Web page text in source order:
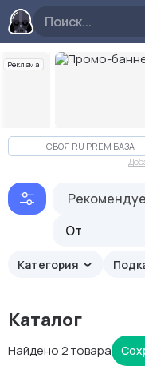
Реклама
Слайд 2 из 10
СВОЯ RU PREM
От
Категория
Каталог
Найдено 2 товара